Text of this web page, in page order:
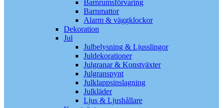
Barnrumsförvaring
Barnmattor
Alarm & väggklockor
Dekoration
Jul
Julbelysning & Ljusslingor
Juldekorationer
Julgranar & Konstväxter
Julgranspynt
Julklappsinslagning
Julkläder
Ljus & Ljushållare